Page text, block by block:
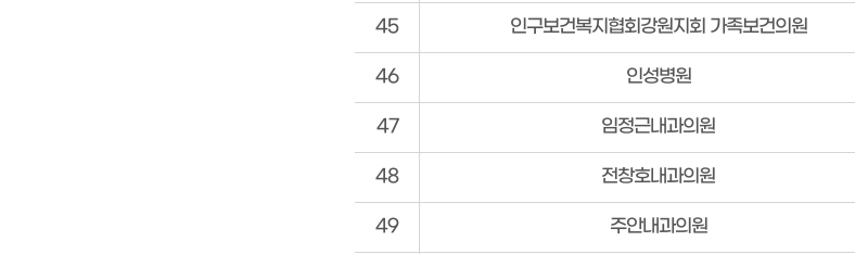
45 인구보건복지협회강원지회 가족보건의원
46 인성병원
47 임정근내과의원
48 전창호내과의원
49 주안내과의원